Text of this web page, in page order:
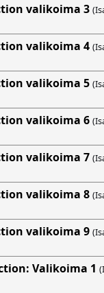
valikoima 3
valikoima 4
valikoima 5
valikoima 6
valikoima 7
valikoima 8
valikoima 9
Valikoima 1